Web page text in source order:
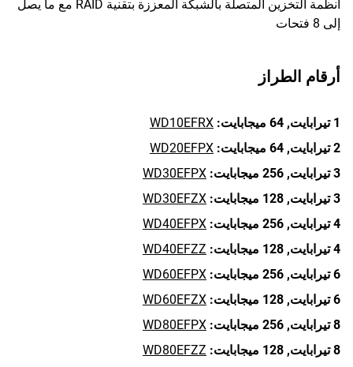
أنظمة التخزين المتصلة بالشبكة المعززة بتقنية RAID مع ما يصل
إلى 8 فتحات
أرقام الطراز
1 تيرابايت, 64 ميجابايت:
WD10EFRX
2 تيرابايت,
64 ميجابايت:
WD20EFPX
3 تيرابايت,
256 ميجابايت:
WD30EFPX
3 تيرابايت,
128 ميجابايت:
WD30EFZX
4 تيرابايت,
256 ميجابايت:
WD40EFPX
4 تيرابايت,
128 ميجابايت:
WD40EFZZ
6 تيرابايت,
256 ميجابايت:
WD60EFPX
6 تيرابايت,
128 ميجابايت:
WD60EFZX
8 تيرابايت,
256 ميجابايت:
WD80EFPX
8 تيرابايت,
128 ميجابايت:
WD80EFZZ